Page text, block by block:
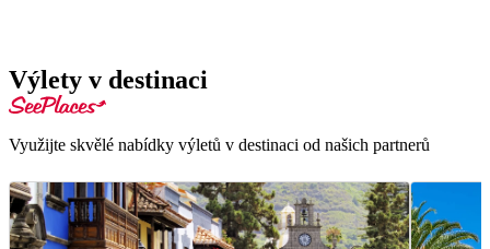
Výlety v destinaci
Využijte skvělé nabídky výletů v destinaci od našich partnerů